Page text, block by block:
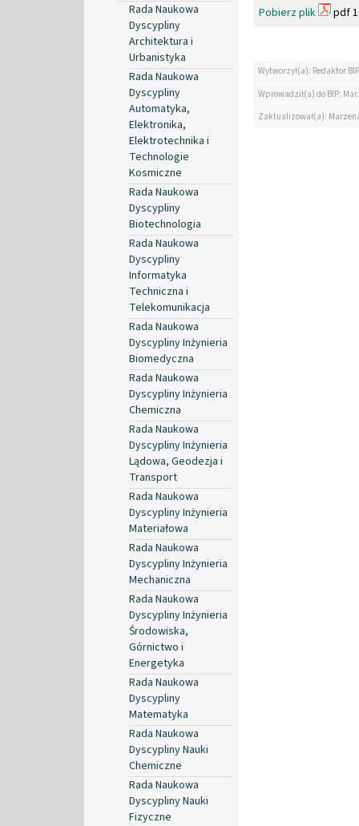
Rada Naukowa
Dyscypliny
Architektura i
Urbanistyka
Rada Naukowa
Dyscypliny
Automatyka,
Elektronika,
Elektrotechnika i
Technologie
Kosmiczne
Rada Naukowa
Dyscypliny
Biotechnologia
Rada Naukowa
Dyscypliny
Informatyka
Techniczna i
Telekomunikacja
Rada Naukowa
Dyscypliny Inżynieria
Biomedyczna
Rada Naukowa
Dyscypliny Inżynieria
Chemiczna
Rada Naukowa
Dyscypliny Inżynieria
Lądowa, Geodezja i
Transport
Rada Naukowa
Dyscypliny Inżynieria
Materiałowa
Rada Naukowa
Dyscypliny Inżynieria
Mechaniczna
Rada Naukowa
Dyscypliny Inżynieria
Środowiska,
Górnictwo i
Energetyka
Rada Naukowa
Dyscypliny
Matematyka
Rada Naukowa
Dyscypliny Nauki
Chemiczne
Rada Naukowa
Dyscypliny Nauki
Fizyczne
Pobierz plik pdf
Wytworzył(a): Redaktor BIP
Wprowadził(a) do BIP:
Zaktualizował(a):